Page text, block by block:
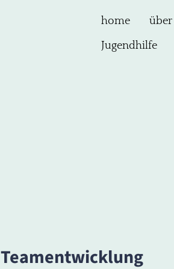
home
Jugendhilfe
Teamentwicklung